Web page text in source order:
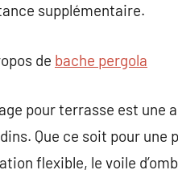
supplémentaire.
de bache pergola
pour terrasse est
Que ce soit pour
flexible, le voile